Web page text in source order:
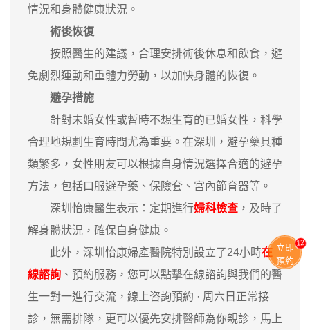
情況和身體健康狀況。
術後恢復
按照醫生的建議，合理安排術後休息和飲食，避
免劇烈運動和重體力勞動，以加快身體的恢復。
避孕措施
針對未婚女性或暫時不想生育的已婚女性，科學
合理地規劃生育時間尤為重要。在深圳，避孕藥具種
類繁多，女性朋友可以根據自身情況選擇合適的避孕
方法，包括口服避孕藥、保險套、宮內節育器等。
深圳怡康醫生表示：定期進行婦科檢查 ，及時了
解身體狀況，確保自身健康。
此外，深圳怡康婦產醫院特別設立了24小時在
線諮詢 、預約服務，您可以點擊在線諮詢與我們的醫
生一對一進行交流，線上咨詢預約 · ‎周六日正常接
診，無需排隊，更可以優先安排醫師為你親診，馬上
立即
預約
12